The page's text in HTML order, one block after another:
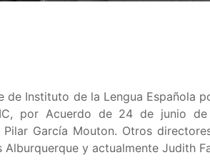
de Instituto de la Lengua Española
por Acuerdo de 24 de junio de
García Mouton. Otros
Alburquerque y actualmente Judith